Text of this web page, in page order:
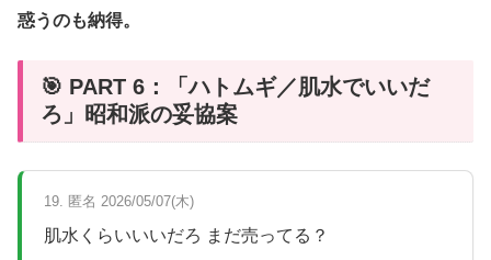
惑うのも納得。
🎯 PART 6：「ハトムギ／肌水でいいだ
ろ」昭和派の妥協案
19. 匿名 2026/05/07(木)
肌水くらいいいだろ まだ売ってる？